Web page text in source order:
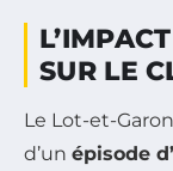
SUR LE
Le Lot-et-
d’un épisode